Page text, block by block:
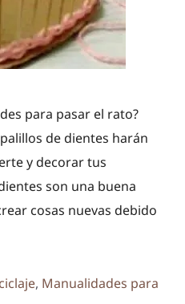
para pasar el rato?
de dientes harán
y decorar tus
son una buena
cosas nuevas debido
, Manualidades para